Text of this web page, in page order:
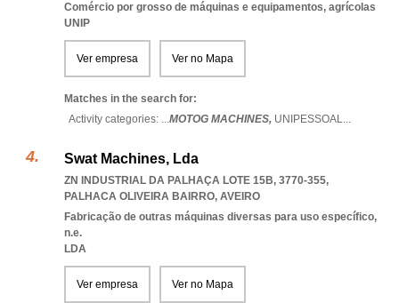
Comércio por grosso de máquinas e equipamentos, agrícolas
UNIP
Ver empresa Ver no Mapa
Matches in the search for:
Activity categories: ...MOTOG MACHINES, UNIPESSOAL...
Swat Machines, Lda
ZN INDUSTRIAL DA PALHAÇA LOTE 15B, 3770-355,
PALHACA OLIVEIRA BAIRRO, AVEIRO
Fabricação de outras máquinas diversas para uso específico,
n.e.
LDA
Ver empresa Ver no Mapa